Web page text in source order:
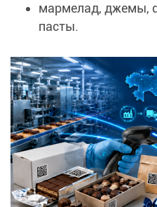
мармелад, джемы,
пасты.